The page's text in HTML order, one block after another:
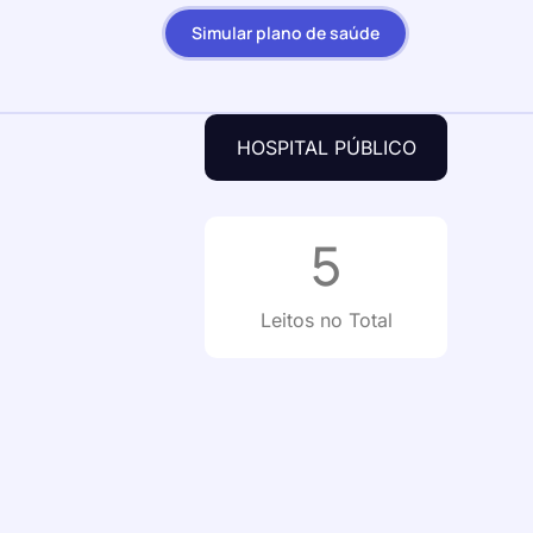
Simular plano de saúde
HOSPITAL PÚBLICO
Leitos no Total
5